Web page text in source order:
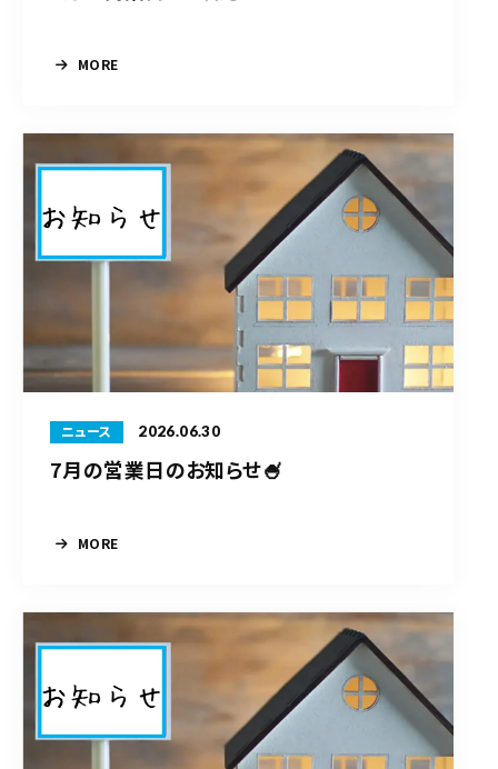
MORE
ニュース 2026.06.30
7月の営業日のお知らせ🍧
MORE